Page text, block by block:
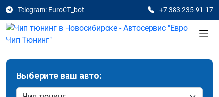
Telegram: EuroCT_bot +7 383 235-91-17
Выберите ваш авто: